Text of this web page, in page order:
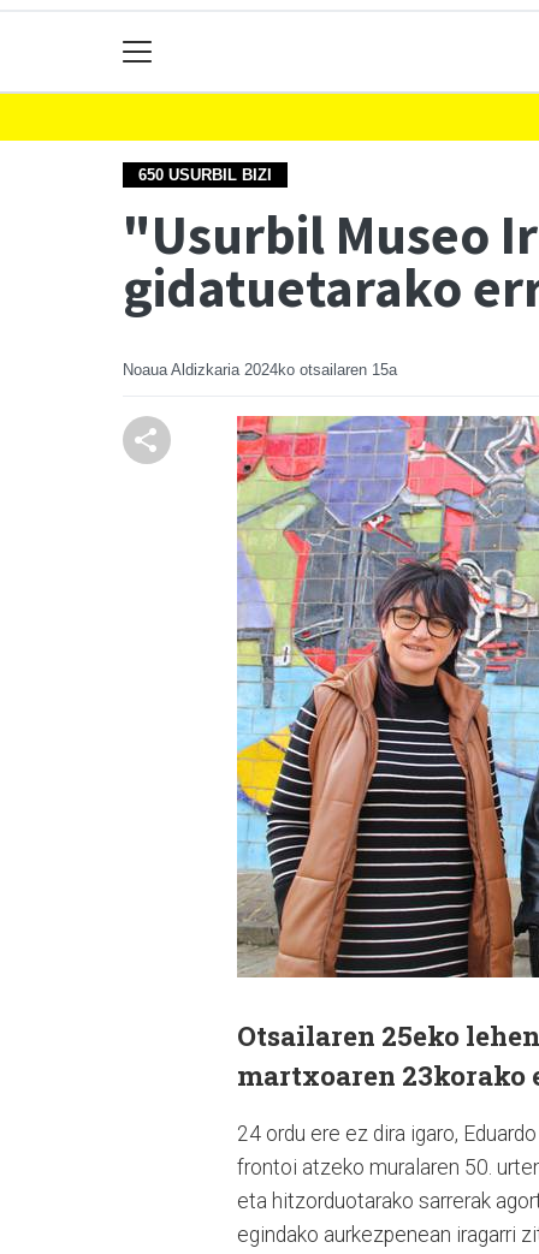
650 USURBIL BIZI
"Usurbil Museo
gidatuetarako
Noaua Aldizkaria 2024ko otsailaren 15a
Otsailaren 25eko
martxoaren 23korako
24 ordu ere ez dira igaro,
frontoi atzeko muralaren 50.
eta hitzorduotarako sarrerak
egindako aurkezpenean iragarri